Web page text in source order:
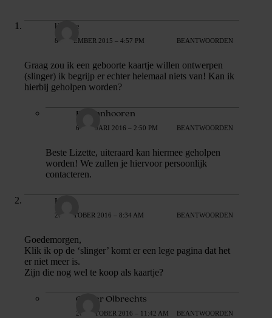
lizette
8 DECEMBER 2015 – 4:57 PM BEANTWOORDEN
Graag zou ik een geboorte kaartje willen ontwerpen
(slinger) ik begrijp er echter helemaal niets van! Kan ik
hierbij geholpen worden?
Els Vanhooren
6 JANUARI 2016 – 2:50 PM BEANTWOORDEN
Beste Lizette, uiteraard kan hiermee geholpen
worden! We zullen je hiervoor persoonlijk
contacteren.
Lois
26 OKTOBER 2016 – 8:34 AM BEANTWOORDEN
Goedemorgen,
Klik ik op de ‘slinger’ komt er een lege pagina dat het
er niet meer is.
Zijn die nog wel te koop als kaartje?
Olivier Olbrechts
26 OKTOBER 2016 – 11:42 AM BEANTWOORDEN